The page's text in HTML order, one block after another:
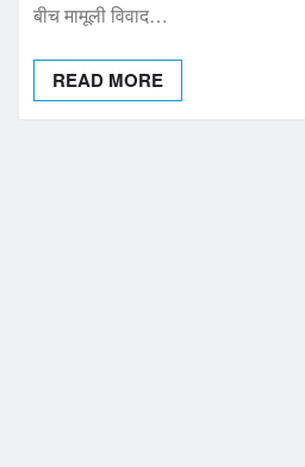
बीच मामूली विवाद…
READ MORE